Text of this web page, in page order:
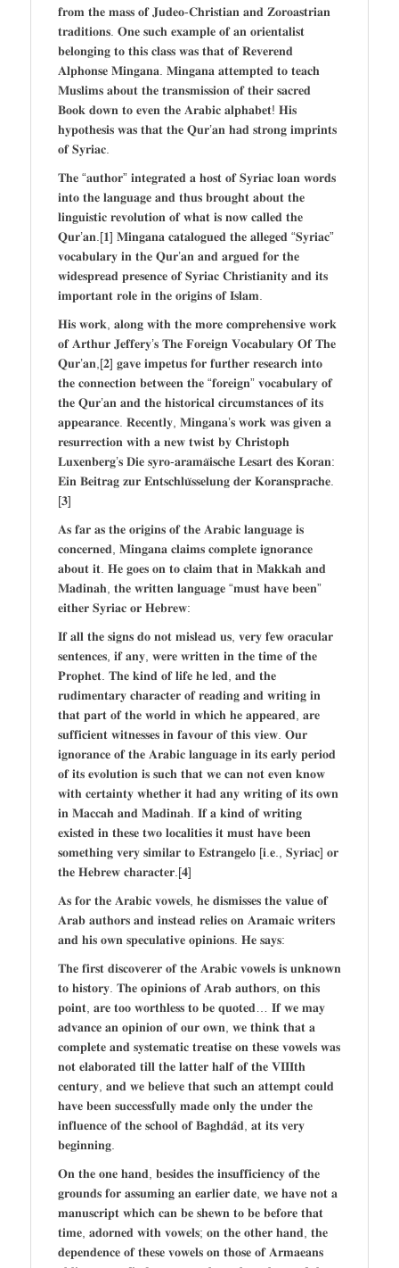
𝐟𝐫𝐨𝐦 𝐭𝐡𝐞 𝐦𝐚𝐬𝐬 𝐨𝐟 𝐉𝐮𝐝𝐞𝐨-𝐂𝐡𝐫𝐢𝐬𝐭𝐢𝐚𝐧 𝐚𝐧𝐝 𝐙𝐨𝐫𝐨𝐚𝐬𝐭𝐫𝐢𝐚𝐧
𝐭𝐫𝐚𝐝𝐢𝐭𝐢𝐨𝐧𝐬. 𝐎𝐧𝐞 𝐬𝐮𝐜𝐡 𝐞𝐱𝐚𝐦𝐩𝐥𝐞 𝐨𝐟 𝐚𝐧 𝐨𝐫𝐢𝐞𝐧𝐭𝐚𝐥𝐢𝐬𝐭
𝐛𝐞𝐥𝐨𝐧𝐠𝐢𝐧𝐠 𝐭𝐨 𝐭𝐡𝐢𝐬 𝐜𝐥𝐚𝐬𝐬 𝐰𝐚𝐬 𝐭𝐡𝐚𝐭 𝐨𝐟 𝐑𝐞𝐯𝐞𝐫𝐞𝐧𝐝
𝐀𝐥𝐩𝐡𝐨𝐧𝐬𝐞 𝐌𝐢𝐧𝐠𝐚𝐧𝐚. 𝐌𝐢𝐧𝐠𝐚𝐧𝐚 𝐚𝐭𝐭𝐞𝐦𝐩𝐭𝐞𝐝 𝐭𝐨 𝐭𝐞𝐚𝐜𝐡
𝐌𝐮𝐬𝐥𝐢𝐦𝐬 𝐚𝐛𝐨𝐮𝐭 𝐭𝐡𝐞 𝐭𝐫𝐚𝐧𝐬𝐦𝐢𝐬𝐬𝐢𝐨𝐧 𝐨𝐟 𝐭𝐡𝐞𝐢𝐫 𝐬𝐚𝐜𝐫𝐞𝐝
𝐁𝐨𝐨𝐤 𝐝𝐨𝐰𝐧 𝐭𝐨 𝐞𝐯𝐞𝐧 𝐭𝐡𝐞 𝐀𝐫𝐚𝐛𝐢𝐜 𝐚𝐥𝐩𝐡𝐚𝐛𝐞𝐭! 𝐇𝐢𝐬
𝐡𝐲𝐩𝐨𝐭𝐡𝐞𝐬𝐢𝐬 𝐰𝐚𝐬 𝐭𝐡𝐚𝐭 𝐭𝐡𝐞 𝐐𝐮𝐫’𝐚𝐧 𝐡𝐚𝐝 𝐬𝐭𝐫𝐨𝐧𝐠 𝐢𝐦𝐩𝐫𝐢𝐧𝐭𝐬
𝐨𝐟 𝐒𝐲𝐫𝐢𝐚𝐜.
𝐓𝐡𝐞 “𝐚𝐮𝐭𝐡𝐨𝐫” 𝐢𝐧𝐭𝐞𝐠𝐫𝐚𝐭𝐞𝐝 𝐚 𝐡𝐨𝐬𝐭 𝐨𝐟 𝐒𝐲𝐫𝐢𝐚𝐜 𝐥𝐨𝐚𝐧 𝐰𝐨𝐫𝐝𝐬
𝐢𝐧𝐭𝐨 𝐭𝐡𝐞 𝐥𝐚𝐧𝐠𝐮𝐚𝐠𝐞 𝐚𝐧𝐝 𝐭𝐡𝐮𝐬 𝐛𝐫𝐨𝐮𝐠𝐡𝐭 𝐚𝐛𝐨𝐮𝐭 𝐭𝐡𝐞
𝐥𝐢𝐧𝐠𝐮𝐢𝐬𝐭𝐢𝐜 𝐫𝐞𝐯𝐨𝐥𝐮𝐭𝐢𝐨𝐧 𝐨𝐟 𝐰𝐡𝐚𝐭 𝐢𝐬 𝐧𝐨𝐰 𝐜𝐚𝐥𝐥𝐞𝐝 𝐭𝐡𝐞
𝐐𝐮𝐫’𝐚𝐧.[𝟏] 𝐌𝐢𝐧𝐠𝐚𝐧𝐚 𝐜𝐚𝐭𝐚𝐥𝐨𝐠𝐮𝐞𝐝 𝐭𝐡𝐞 𝐚𝐥𝐥𝐞𝐠𝐞𝐝 “𝐒𝐲𝐫𝐢𝐚𝐜”
𝐯𝐨𝐜𝐚𝐛𝐮𝐥𝐚𝐫𝐲 𝐢𝐧 𝐭𝐡𝐞 𝐐𝐮𝐫’𝐚𝐧 𝐚𝐧𝐝 𝐚𝐫𝐠𝐮𝐞𝐝 𝐟𝐨𝐫 𝐭𝐡𝐞
𝐰𝐢𝐝𝐞𝐬𝐩𝐫𝐞𝐚𝐝 𝐩𝐫𝐞𝐬𝐞𝐧𝐜𝐞 𝐨𝐟 𝐒𝐲𝐫𝐢𝐚𝐜 𝐂𝐡𝐫𝐢𝐬𝐭𝐢𝐚𝐧𝐢𝐭𝐲 𝐚𝐧𝐝 𝐢𝐭𝐬
𝐢𝐦𝐩𝐨𝐫𝐭𝐚𝐧𝐭 𝐫𝐨𝐥𝐞 𝐢𝐧 𝐭𝐡𝐞 𝐨𝐫𝐢𝐠𝐢𝐧𝐬 𝐨𝐟 𝐈𝐬𝐥𝐚𝐦.
𝐇𝐢𝐬 𝐰𝐨𝐫𝐤, 𝐚𝐥𝐨𝐧𝐠 𝐰𝐢𝐭𝐡 𝐭𝐡𝐞 𝐦𝐨𝐫𝐞 𝐜𝐨𝐦𝐩𝐫𝐞𝐡𝐞𝐧𝐬𝐢𝐯𝐞 𝐰𝐨𝐫𝐤
𝐨𝐟 𝐀𝐫𝐭𝐡𝐮𝐫 𝐉𝐞𝐟𝐟𝐞𝐫𝐲’𝐬 𝐓𝐡𝐞 𝐅𝐨𝐫𝐞𝐢𝐠𝐧 𝐕𝐨𝐜𝐚𝐛𝐮𝐥𝐚𝐫𝐲 𝐎𝐟 𝐓𝐡𝐞
𝐐𝐮𝐫’𝐚𝐧,[𝟐] 𝐠𝐚𝐯𝐞 𝐢𝐦𝐩𝐞𝐭𝐮𝐬 𝐟𝐨𝐫 𝐟𝐮𝐫𝐭𝐡𝐞𝐫 𝐫𝐞𝐬𝐞𝐚𝐫𝐜𝐡 𝐢𝐧𝐭𝐨
𝐭𝐡𝐞 𝐜𝐨𝐧𝐧𝐞𝐜𝐭𝐢𝐨𝐧 𝐛𝐞𝐭𝐰𝐞𝐞𝐧 𝐭𝐡𝐞 “𝐟𝐨𝐫𝐞𝐢𝐠𝐧” 𝐯𝐨𝐜𝐚𝐛𝐮𝐥𝐚𝐫𝐲 𝐨𝐟
𝐭𝐡𝐞 𝐐𝐮𝐫’𝐚𝐧 𝐚𝐧𝐝 𝐭𝐡𝐞 𝐡𝐢𝐬𝐭𝐨𝐫𝐢𝐜𝐚𝐥 𝐜𝐢𝐫𝐜𝐮𝐦𝐬𝐭𝐚𝐧𝐜𝐞𝐬 𝐨𝐟 𝐢𝐭𝐬
𝐚𝐩𝐩𝐞𝐚𝐫𝐚𝐧𝐜𝐞. 𝐑𝐞𝐜𝐞𝐧𝐭𝐥𝐲, 𝐌𝐢𝐧𝐠𝐚𝐧𝐚’𝐬 𝐰𝐨𝐫𝐤 𝐰𝐚𝐬 𝐠𝐢𝐯𝐞𝐧 𝐚
𝐫𝐞𝐬𝐮𝐫𝐫𝐞𝐜𝐭𝐢𝐨𝐧 𝐰𝐢𝐭𝐡 𝐚 𝐧𝐞𝐰 𝐭𝐰𝐢𝐬𝐭 𝐛𝐲 𝐂𝐡𝐫𝐢𝐬𝐭𝐨𝐩𝐡
𝐋𝐮𝐱𝐞𝐧𝐛𝐞𝐫𝐠’𝐬 𝐃𝐢𝐞 𝐬𝐲𝐫𝐨-𝐚𝐫𝐚𝐦𝐚̈𝐢𝐬𝐜𝐡𝐞 𝐋𝐞𝐬𝐚𝐫𝐭 𝐝𝐞𝐬 𝐊𝐨𝐫𝐚𝐧:
𝐄𝐢𝐧 𝐁𝐞𝐢𝐭𝐫𝐚𝐠 𝐳𝐮𝐫 𝐄𝐧𝐭𝐬𝐜𝐡𝐥𝐮̈𝐬𝐬𝐞𝐥𝐮𝐧𝐠 𝐝𝐞𝐫 𝐊𝐨𝐫𝐚𝐧𝐬𝐩𝐫𝐚𝐜𝐡𝐞.
[𝟑]
𝐀𝐬 𝐟𝐚𝐫 𝐚𝐬 𝐭𝐡𝐞 𝐨𝐫𝐢𝐠𝐢𝐧𝐬 𝐨𝐟 𝐭𝐡𝐞 𝐀𝐫𝐚𝐛𝐢𝐜 𝐥𝐚𝐧𝐠𝐮𝐚𝐠𝐞 𝐢𝐬
𝐜𝐨𝐧𝐜𝐞𝐫𝐧𝐞𝐝, 𝐌𝐢𝐧𝐠𝐚𝐧𝐚 𝐜𝐥𝐚𝐢𝐦𝐬 𝐜𝐨𝐦𝐩𝐥𝐞𝐭𝐞 𝐢𝐠𝐧𝐨𝐫𝐚𝐧𝐜𝐞
𝐚𝐛𝐨𝐮𝐭 𝐢𝐭. 𝐇𝐞 𝐠𝐨𝐞𝐬 𝐨𝐧 𝐭𝐨 𝐜𝐥𝐚𝐢𝐦 𝐭𝐡𝐚𝐭 𝐢𝐧 𝐌𝐚𝐤𝐤𝐚𝐡 𝐚𝐧𝐝
𝐌𝐚𝐝𝐢𝐧𝐚𝐡, 𝐭𝐡𝐞 𝐰𝐫𝐢𝐭𝐭𝐞𝐧 𝐥𝐚𝐧𝐠𝐮𝐚𝐠𝐞 “𝐦𝐮𝐬𝐭 𝐡𝐚𝐯𝐞 𝐛𝐞𝐞𝐧”
𝐞𝐢𝐭𝐡𝐞𝐫 𝐒𝐲𝐫𝐢𝐚𝐜 𝐨𝐫 𝐇𝐞𝐛𝐫𝐞𝐰:
𝐈𝐟 𝐚𝐥𝐥 𝐭𝐡𝐞 𝐬𝐢𝐠𝐧𝐬 𝐝𝐨 𝐧𝐨𝐭 𝐦𝐢𝐬𝐥𝐞𝐚𝐝 𝐮𝐬, 𝐯𝐞𝐫𝐲 𝐟𝐞𝐰 𝐨𝐫𝐚𝐜𝐮𝐥𝐚𝐫
𝐬𝐞𝐧𝐭𝐞𝐧𝐜𝐞𝐬, 𝐢𝐟 𝐚𝐧𝐲, 𝐰𝐞𝐫𝐞 𝐰𝐫𝐢𝐭𝐭𝐞𝐧 𝐢𝐧 𝐭𝐡𝐞 𝐭𝐢𝐦𝐞 𝐨𝐟 𝐭𝐡𝐞
𝐏𝐫𝐨𝐩𝐡𝐞𝐭. 𝐓𝐡𝐞 𝐤𝐢𝐧𝐝 𝐨𝐟 𝐥𝐢𝐟𝐞 𝐡𝐞 𝐥𝐞𝐝, 𝐚𝐧𝐝 𝐭𝐡𝐞
𝐫𝐮𝐝𝐢𝐦𝐞𝐧𝐭𝐚𝐫𝐲 𝐜𝐡𝐚𝐫𝐚𝐜𝐭𝐞𝐫 𝐨𝐟 𝐫𝐞𝐚𝐝𝐢𝐧𝐠 𝐚𝐧𝐝 𝐰𝐫𝐢𝐭𝐢𝐧𝐠 𝐢𝐧
𝐭𝐡𝐚𝐭 𝐩𝐚𝐫𝐭 𝐨𝐟 𝐭𝐡𝐞 𝐰𝐨𝐫𝐥𝐝 𝐢𝐧 𝐰𝐡𝐢𝐜𝐡 𝐡𝐞 𝐚𝐩𝐩𝐞𝐚𝐫𝐞𝐝, 𝐚𝐫𝐞
𝐬𝐮𝐟𝐟𝐢𝐜𝐢𝐞𝐧𝐭 𝐰𝐢𝐭𝐧𝐞𝐬𝐬𝐞𝐬 𝐢𝐧 𝐟𝐚𝐯𝐨𝐮𝐫 𝐨𝐟 𝐭𝐡𝐢𝐬 𝐯𝐢𝐞𝐰. 𝐎𝐮𝐫
𝐢𝐠𝐧𝐨𝐫𝐚𝐧𝐜𝐞 𝐨𝐟 𝐭𝐡𝐞 𝐀𝐫𝐚𝐛𝐢𝐜 𝐥𝐚𝐧𝐠𝐮𝐚𝐠𝐞 𝐢𝐧 𝐢𝐭𝐬 𝐞𝐚𝐫𝐥𝐲 𝐩𝐞𝐫𝐢𝐨𝐝
𝐨𝐟 𝐢𝐭𝐬 𝐞𝐯𝐨𝐥𝐮𝐭𝐢𝐨𝐧 𝐢𝐬 𝐬𝐮𝐜𝐡 𝐭𝐡𝐚𝐭 𝐰𝐞 𝐜𝐚𝐧 𝐧𝐨𝐭 𝐞𝐯𝐞𝐧 𝐤𝐧𝐨𝐰
𝐰𝐢𝐭𝐡 𝐜𝐞𝐫𝐭𝐚𝐢𝐧𝐭𝐲 𝐰𝐡𝐞𝐭𝐡𝐞𝐫 𝐢𝐭 𝐡𝐚𝐝 𝐚𝐧𝐲 𝐰𝐫𝐢𝐭𝐢𝐧𝐠 𝐨𝐟 𝐢𝐭𝐬 𝐨𝐰𝐧
𝐢𝐧 𝐌𝐚𝐜𝐜𝐚𝐡 𝐚𝐧𝐝 𝐌𝐚𝐝𝐢𝐧𝐚𝐡. 𝐈𝐟 𝐚 𝐤𝐢𝐧𝐝 𝐨𝐟 𝐰𝐫𝐢𝐭𝐢𝐧𝐠
𝐞𝐱𝐢𝐬𝐭𝐞𝐝 𝐢𝐧 𝐭𝐡𝐞𝐬𝐞 𝐭𝐰𝐨 𝐥𝐨𝐜𝐚𝐥𝐢𝐭𝐢𝐞𝐬 𝐢𝐭 𝐦𝐮𝐬𝐭 𝐡𝐚𝐯𝐞 𝐛𝐞𝐞𝐧
𝐬𝐨𝐦𝐞𝐭𝐡𝐢𝐧𝐠 𝐯𝐞𝐫𝐲 𝐬𝐢𝐦𝐢𝐥𝐚𝐫 𝐭𝐨 𝐄𝐬𝐭𝐫𝐚𝐧𝐠𝐞𝐥𝐨 [𝐢.𝐞., 𝐒𝐲𝐫𝐢𝐚𝐜] 𝐨𝐫
𝐭𝐡𝐞 𝐇𝐞𝐛𝐫𝐞𝐰 𝐜𝐡𝐚𝐫𝐚𝐜𝐭𝐞𝐫.[𝟒]
𝐀𝐬 𝐟𝐨𝐫 𝐭𝐡𝐞 𝐀𝐫𝐚𝐛𝐢𝐜 𝐯𝐨𝐰𝐞𝐥𝐬, 𝐡𝐞 𝐝𝐢𝐬𝐦𝐢𝐬𝐬𝐞𝐬 𝐭𝐡𝐞 𝐯𝐚𝐥𝐮𝐞 𝐨𝐟
𝐀𝐫𝐚𝐛 𝐚𝐮𝐭𝐡𝐨𝐫𝐬 𝐚𝐧𝐝 𝐢𝐧𝐬𝐭𝐞𝐚𝐝 𝐫𝐞𝐥𝐢𝐞𝐬 𝐨𝐧 𝐀𝐫𝐚𝐦𝐚𝐢𝐜 𝐰𝐫𝐢𝐭𝐞𝐫𝐬
𝐚𝐧𝐝 𝐡𝐢𝐬 𝐨𝐰𝐧 𝐬𝐩𝐞𝐜𝐮𝐥𝐚𝐭𝐢𝐯𝐞 𝐨𝐩𝐢𝐧𝐢𝐨𝐧𝐬. 𝐇𝐞 𝐬𝐚𝐲𝐬:
𝐓𝐡𝐞 𝐟𝐢𝐫𝐬𝐭 𝐝𝐢𝐬𝐜𝐨𝐯𝐞𝐫𝐞𝐫 𝐨𝐟 𝐭𝐡𝐞 𝐀𝐫𝐚𝐛𝐢𝐜 𝐯𝐨𝐰𝐞𝐥𝐬 𝐢𝐬 𝐮𝐧𝐤𝐧𝐨𝐰𝐧
𝐭𝐨 𝐡𝐢𝐬𝐭𝐨𝐫𝐲. 𝐓𝐡𝐞 𝐨𝐩𝐢𝐧𝐢𝐨𝐧𝐬 𝐨𝐟 𝐀𝐫𝐚𝐛 𝐚𝐮𝐭𝐡𝐨𝐫𝐬, 𝐨𝐧 𝐭𝐡𝐢𝐬
𝐩𝐨𝐢𝐧𝐭, 𝐚𝐫𝐞 𝐭𝐨𝐨 𝐰𝐨𝐫𝐭𝐡𝐥𝐞𝐬𝐬 𝐭𝐨 𝐛𝐞 𝐪𝐮𝐨𝐭𝐞𝐝… 𝐈𝐟 𝐰𝐞 𝐦𝐚𝐲
𝐚𝐝𝐯𝐚𝐧𝐜𝐞 𝐚𝐧 𝐨𝐩𝐢𝐧𝐢𝐨𝐧 𝐨𝐟 𝐨𝐮𝐫 𝐨𝐰𝐧, 𝐰𝐞 𝐭𝐡𝐢𝐧𝐤 𝐭𝐡𝐚𝐭 𝐚
𝐜𝐨𝐦𝐩𝐥𝐞𝐭𝐞 𝐚𝐧𝐝 𝐬𝐲𝐬𝐭𝐞𝐦𝐚𝐭𝐢𝐜 𝐭𝐫𝐞𝐚𝐭𝐢𝐬𝐞 𝐨𝐧 𝐭𝐡𝐞𝐬𝐞 𝐯𝐨𝐰𝐞𝐥𝐬 𝐰𝐚𝐬
𝐧𝐨𝐭 𝐞𝐥𝐚𝐛𝐨𝐫𝐚𝐭𝐞𝐝 𝐭𝐢𝐥𝐥 𝐭𝐡𝐞 𝐥𝐚𝐭𝐭𝐞𝐫 𝐡𝐚𝐥𝐟 𝐨𝐟 𝐭𝐡𝐞 𝐕𝐈𝐈𝐈𝐭𝐡
𝐜𝐞𝐧𝐭𝐮𝐫𝐲, 𝐚𝐧𝐝 𝐰𝐞 𝐛𝐞𝐥𝐢𝐞𝐯𝐞 𝐭𝐡𝐚𝐭 𝐬𝐮𝐜𝐡 𝐚𝐧 𝐚𝐭𝐭𝐞𝐦𝐩𝐭 𝐜𝐨𝐮𝐥𝐝
𝐡𝐚𝐯𝐞 𝐛𝐞𝐞𝐧 𝐬𝐮𝐜𝐜𝐞𝐬𝐬𝐟𝐮𝐥𝐥𝐲 𝐦𝐚𝐝𝐞 𝐨𝐧𝐥𝐲 𝐭𝐡𝐞 𝐮𝐧𝐝𝐞𝐫 𝐭𝐡𝐞
𝐢𝐧𝐟𝐥𝐮𝐞𝐧𝐜𝐞 𝐨𝐟 𝐭𝐡𝐞 𝐬𝐜𝐡𝐨𝐨𝐥 𝐨𝐟 𝐁𝐚𝐠𝐡𝐝𝐚̂𝐝, 𝐚𝐭 𝐢𝐭𝐬 𝐯𝐞𝐫𝐲
𝐛𝐞𝐠𝐢𝐧𝐧𝐢𝐧𝐠.
𝐎𝐧 𝐭𝐡𝐞 𝐨𝐧𝐞 𝐡𝐚𝐧𝐝, 𝐛𝐞𝐬𝐢𝐝𝐞𝐬 𝐭𝐡𝐞 𝐢𝐧𝐬𝐮𝐟𝐟𝐢𝐜𝐢𝐞𝐧𝐜𝐲 𝐨𝐟 𝐭𝐡𝐞
𝐠𝐫𝐨𝐮𝐧𝐝𝐬 𝐟𝐨𝐫 𝐚𝐬𝐬𝐮𝐦𝐢𝐧𝐠 𝐚𝐧 𝐞𝐚𝐫𝐥𝐢𝐞𝐫 𝐝𝐚𝐭𝐞, 𝐰𝐞 𝐡𝐚𝐯𝐞 𝐧𝐨𝐭 𝐚
𝐦𝐚𝐧𝐮𝐬𝐜𝐫𝐢𝐩𝐭 𝐰𝐡𝐢𝐜𝐡 𝐜𝐚𝐧 𝐛𝐞 𝐬𝐡𝐞𝐰𝐧 𝐭𝐨 𝐛𝐞 𝐛𝐞𝐟𝐨𝐫𝐞 𝐭𝐡𝐚𝐭
𝐭𝐢𝐦𝐞, 𝐚𝐝𝐨𝐫𝐧𝐞𝐝 𝐰𝐢𝐭𝐡 𝐯𝐨𝐰𝐞𝐥𝐬; 𝐨𝐧 𝐭𝐡𝐞 𝐨𝐭𝐡𝐞𝐫 𝐡𝐚𝐧𝐝, 𝐭𝐡𝐞
𝐝𝐞𝐩𝐞𝐧𝐝𝐞𝐧𝐜𝐞 𝐨𝐟 𝐭𝐡𝐞𝐬𝐞 𝐯𝐨𝐰𝐞𝐥𝐬 𝐨𝐧 𝐭𝐡𝐨𝐬𝐞 𝐨𝐟 𝐀𝐫𝐦𝐚𝐞𝐚𝐧𝐬